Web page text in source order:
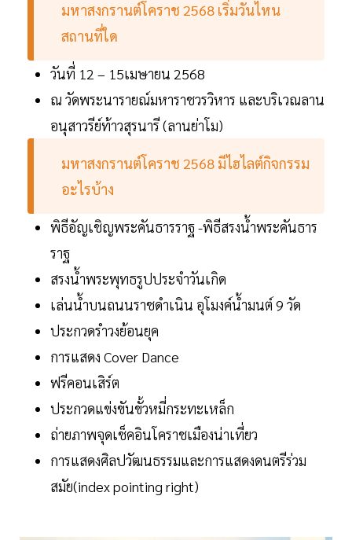
มหาสงกรานต์โคราช 2568 เริ่มวันไหน
สถานที่ใด
วันที่ 12 – 15เมษายน 2568
ณ วัดพระนารายณ์มหาราชวรวิหาร และบริเวณลาน
อนุสาวรีย์ท้าวสุรนารี (ลานย่าโม)
มหาสงกรานต์โคราช 2568 มีไฮไลต์กิจกรรม
อะไรบ้าง
พิธีอัญเชิญพระคันธารราฐ -พิธีสรงน้ำพระคันธาร
ราฐ
สรงน้ำพระพุทธรูปประจำวันเกิด
เล่นน้ำบนถนนราชดำเนิน อุโมงค์น้ำมนต์ 9 วัด
ประกวดรำวงย้อนยุค
การแสดง Cover Dance
ฟรีคอนเสิร์ต
ประกวดแข่งขันขั้วหมี่กระทะเหล็ก
ถ่ายภาพจุดเช็คอินโคราชเมืองน่าเที่ยว
การแสดงศิลปวัฒนธรรมและการแสดงดนตรีร่วม
สมัย(index pointing right)